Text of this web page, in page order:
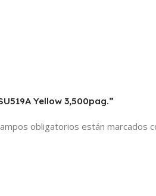
Yellow 3,500pag.”
obligatorios están marcados